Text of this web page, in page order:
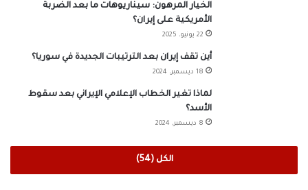
الخيار المرهون: سيناريوهات ما بعد الضربة
الأمريكية على إيران؟
22 يونيو، 2025
أين تقف إيران بعد الترتيبات الجديدة في سوريا؟
18 ديسمبر، 2024
لماذا تغير الخطاب الإعلامي الإيراني بعد سقوط
الأسد؟
8 ديسمبر، 2024
الكل (54)